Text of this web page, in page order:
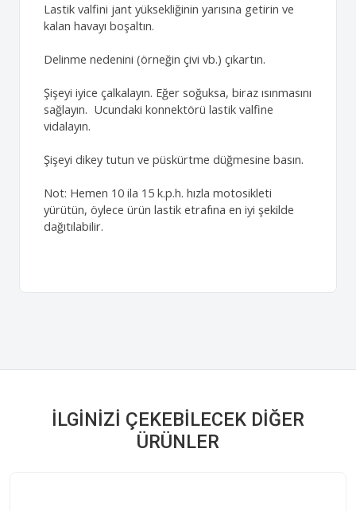
Lastik valfini jant yüksekliğinin yarısına getirin ve
kalan havayı boşaltın.
Delinme nedenini (örneğin çivi vb.) çıkartın.
Şişeyi iyice çalkalayın. Eğer soğuksa, biraz ısınmasını
sağlayın. Ucundaki konnektörü lastik valfine
vidalayın.
Şişeyi dikey tutun ve püskürtme düğmesine basın.
Not: Hemen 10 ila 15 k.p.h. hızla motosikleti
yürütün, öylece ürün lastik etrafına en iyi şekilde
dağıtılabilir.
İLGINIZI ÇEKEBILECEK DIĞER
ÜRÜNLER